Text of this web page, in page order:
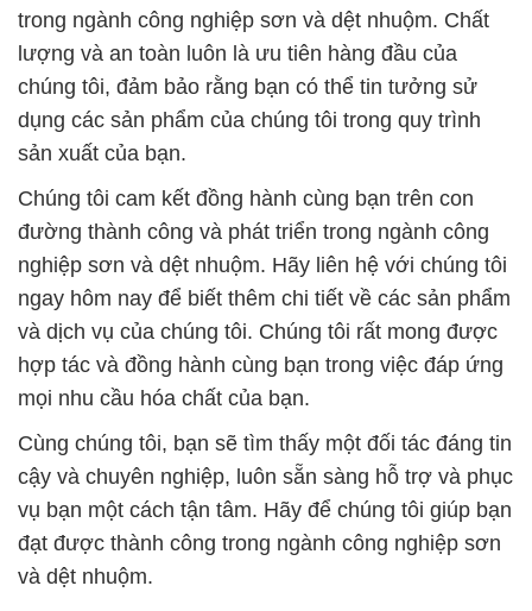
trong ngành công nghiệp sơn và dệt nhuộm. Chất
lượng và an toàn luôn là ưu tiên hàng đầu của
chúng tôi, đảm bảo rằng bạn có thể tin tưởng sử
dụng các sản phẩm của chúng tôi trong quy trình
sản xuất của bạn.
Chúng tôi cam kết đồng hành cùng bạn trên con
đường thành công và phát triển trong ngành công
nghiệp sơn và dệt nhuộm. Hãy liên hệ với chúng tôi
ngay hôm nay để biết thêm chi tiết về các sản phẩm
và dịch vụ của chúng tôi. Chúng tôi rất mong được
hợp tác và đồng hành cùng bạn trong việc đáp ứng
mọi nhu cầu hóa chất của bạn.
Cùng chúng tôi, bạn sẽ tìm thấy một đối tác đáng tin
cậy và chuyên nghiệp, luôn sẵn sàng hỗ trợ và phục
vụ bạn một cách tận tâm. Hãy để chúng tôi giúp bạn
đạt được thành công trong ngành công nghiệp sơn
và dệt nhuộm.